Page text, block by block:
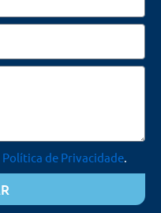
Política de Privacidade.